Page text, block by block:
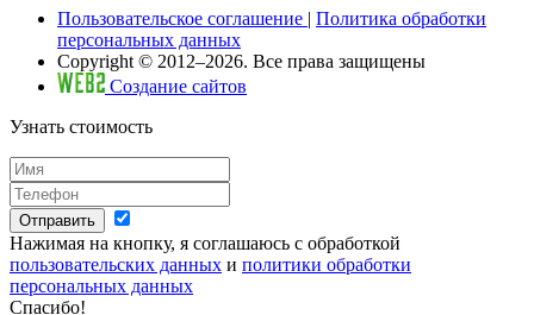
Пользовательское соглашение | Политика обработки
персональных данных
Copyright © 2012–2026. Все права защищены
Создание сайтов
Узнать стоимость
Отправить
Нажимая на кнопку, я соглашаюсь с обработкой
пользовательских данных и политики обработки
персональных данных
Спасибо!